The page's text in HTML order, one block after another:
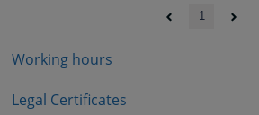
Working hours
Legal Certificates
1